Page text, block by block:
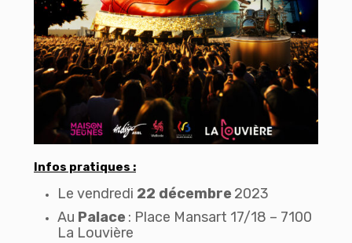
Infos pratiques :
Le vendredi 22 décembre 2023
Au Palace : Place Mansart 17/18 – 7100
La Louvière